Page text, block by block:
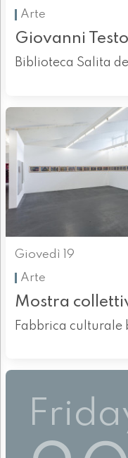
Arte
Giovanni
Biblioteca Salita
Giovedì 19
Arte
Mostra
Fabbrica culturale